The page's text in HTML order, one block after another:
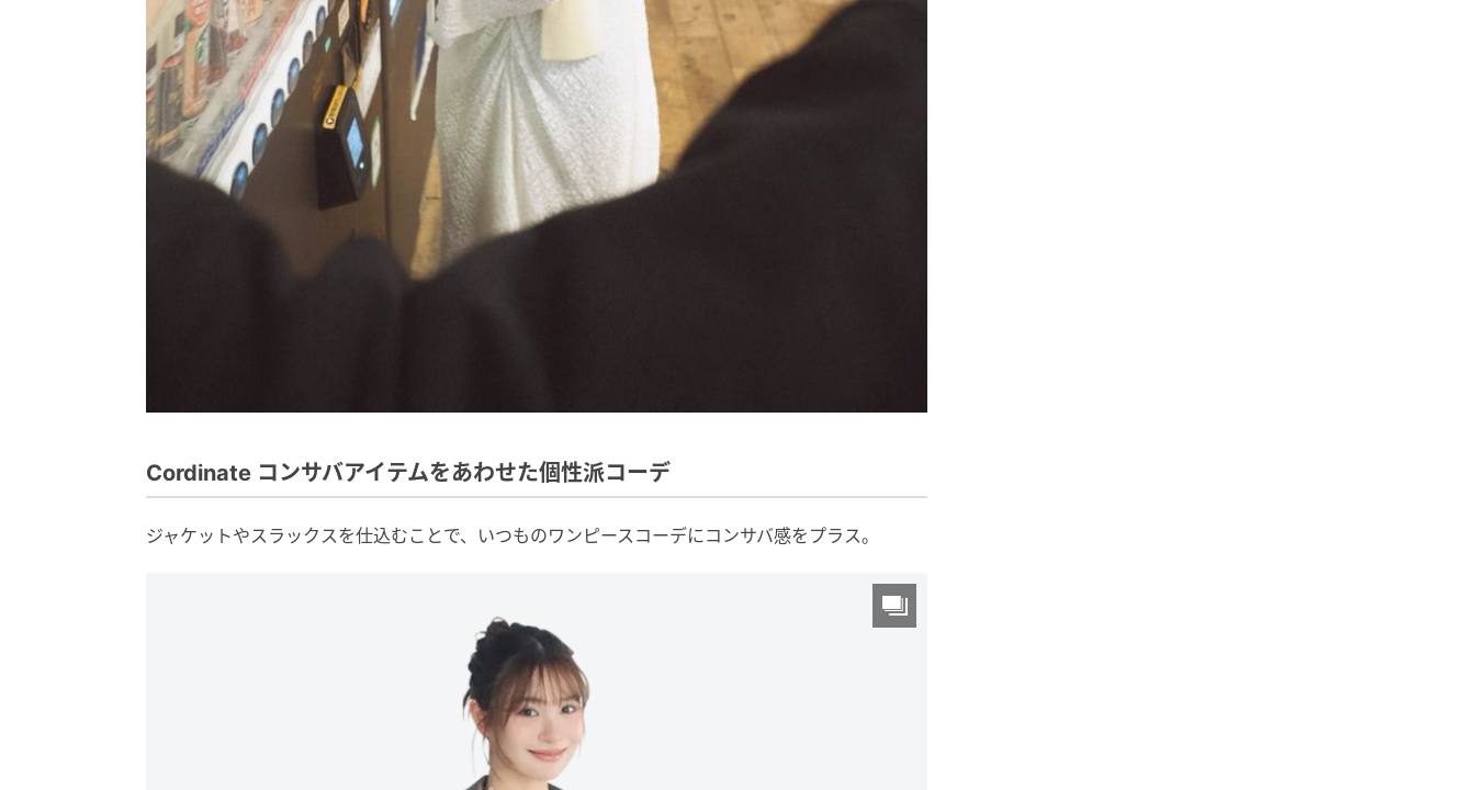
Cordinate コンサバアイテムをあわせた個性派コーデ
ジャケットやスラックスを仕込むことで、いつものワンピースコーデにコンサバ感をプラス。